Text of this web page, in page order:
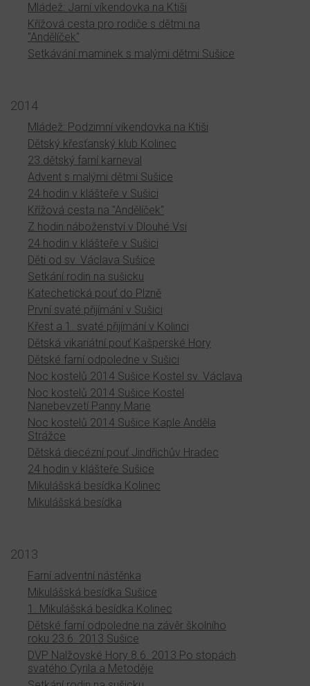
Mládež: Jarní víkendovka na Ktiši
Křížová cesta pro rodiče s dětmi na
"Andělíček"
Setkávání maminek s malými dětmi Sušice
2014
Mládež: Podzimní víkendovka na Ktiši
Dětský křesťanský klub Kolinec
23.dětský farní karneval
Advent s malými dětmi Sušice
24 hodin v klášteře v Sušici
Křížová cesta na "Andělíček"
Z hodin náboženství v Dlouhé Vsi
24 hodin v klášteře v Sušici
Děti od sv. Václava Sušice
Setkání rodin na sušicku
Katechetická pouť do Plzně
První svaté přijímání v Sušici
Křest a 1. svaté přijímání v Kolinci
Dětská vikariátní pouť Kašperské Hory
Dětské farní odpoledne v Sušici
Noc kostelů 2014 Sušice Kostel sv. Václava
Noc kostelů 2014 Sušice Kostel
Nanebevzetí Panny Marie
Noc kostelů 2014 Sušice Kaple Anděla
Strážce
Dětská diecézní pouť Jindřichův Hradec
24 hodin v klášteře Sušice
Mikulášská besídka Kolinec
Mikulášská besídka
2013
Farní adventní nástěnka
Mikulášská besídka Sušice
1. Mikulášská besídka Kolinec
Dětské farní odpoledne na závěr školního
roku 23.6. 2013 Sušice
DVP Nalžovské Hory 8.6. 2013 Po stopách
svatého Cyrila a Metoděje